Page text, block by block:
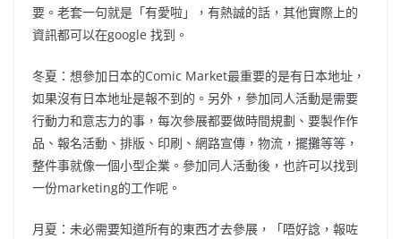
要。老套一句就是「有愛啦」，有熱誠的話，其他實際上的
資訊都可以在google 找到。
冬夏：想參加日本的Comic Market最重要的是有日本地址，
如果沒有日本地址是報不到的。另外，參加同人活動是需要
行動力和意志力的事，每次參展都要做時間規劃、要製作作
品、報名活動、排版、印刷、網路宣傳，物流，擺攤等等，
整件事就像一個小型企業。參加同人活動後，也許可以找到
一份marketing的工作呢。
月夏：未必需要知道所有的東西才去參展，「唔好諗，報咗